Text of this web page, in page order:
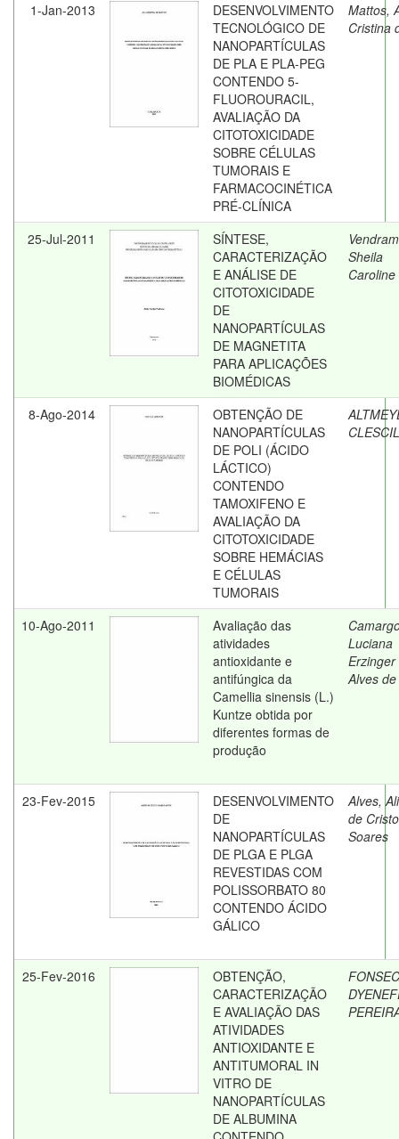
1-Jan-2013
DESENVOLVIMENTO
TECNOLÓGICO DE
NANOPARTÍCULAS
DE PLA E PLA-PEG
CONTENDO 5-
FLUOROURACIL,
AVALIAÇÃO DA
CITOTOXICIDADE
SOBRE CÉLULAS
TUMORAIS E
FARMACOCINÉTICA
PRÉ-CLÍNICA
Mattos,
Cristina
25-Jul-2011
SÍNTESE,
CARACTERIZAÇÃO
E ANÁLISE DE
CITOTOXICIDADE
DE
NANOPARTÍCULAS
DE MAGNETITA
PARA APLICAÇÕES
BIOMÉDICAS
Sheila
Caroline
8-Ago-2014
OBTENÇÃO DE
NANOPARTÍCULAS
DE POLI (ÁCIDO
LÁCTICO)
CONTENDO
TAMOXIFENO E
AVALIAÇÃO DA
CITOTOXICIDADE
SOBRE HEMÁCIAS
E CÉLULAS
TUMORAIS
10-Ago-2011
Avaliação das
atividades
antioxidante e
antifúngica da
Camellia sinensis (L.)
Kuntze obtida por
diferentes formas de
produção
Luciana
Erzinger
Alves de
23-Fev-2015
DESENVOLVIMENTO
DE
NANOPARTÍCULAS
DE PLGA E PLGA
REVESTIDAS COM
POLISSORBATO 80
CONTENDO ÁCIDO
GÁLICO
Alves,
de Cristo
Soares
25-Fev-2016
OBTENÇÃO,
CARACTERIZAÇÃO
E AVALIAÇÃO DAS
ATIVIDADES
ANTIOXIDANTE E
ANTITUMORAL IN
VITRO DE
NANOPARTÍCULAS
DE ALBUMINA